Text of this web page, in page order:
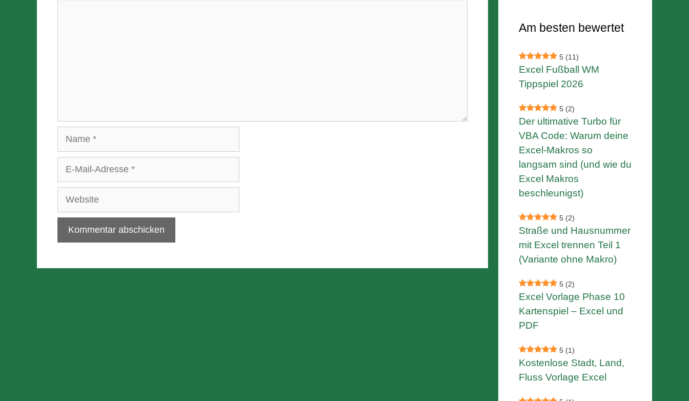
Adresse
Website
Am besten bewertet
5 (11)
Excel Fußball WM
Tippspiel 2026
5 (2)
Der ultimative Turbo für
VBA Code: Warum deine
Excel-Makros so
langsam sind (und wie du
Excel Makros
beschleunigst)
5 (2)
Straße und Hausnummer
mit Excel trennen Teil 1
(Variante ohne Makro)
5 (2)
Excel Vorlage Phase 10
Kartenspiel – Excel und
PDF
5 (1)
Kostenlose Stadt, Land,
Fluss Vorlage Excel